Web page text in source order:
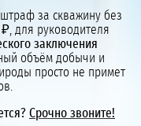
за скважину без
₽ , для руководителя
заключения
объём добычи и
просто не примет
Срочно звоните!